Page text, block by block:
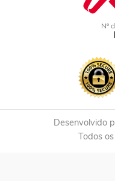
Nº
Desenvolvido
Todos